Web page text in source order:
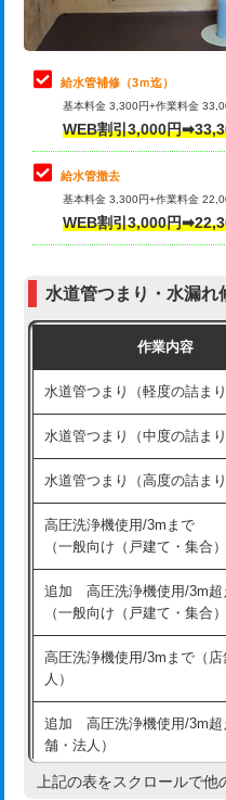
排水管工事（追加 排水管工
マス交換（土の掘削・埋め戻
マス交換（深さ50㎝未満）
マス交換（深さ50㎝以上）
コンクリート斫り（厚さ10
モルタル補修（厚さ10㎝超え
洗面台設置
化粧台設置
追加人工
廃棄・処分
※給水管工事は20mmまでの
止水・漏水調査・防水処理
理・調整・分解・加工など（
止水・漏水調査・防水処理
理・調整・分解・加工など
その他部品の脱着
交換・取付（タンク）
式）)
式・ワンホール）)
交換・取付(排水栓・排水ト
持込商品取付（混合水栓）
持込商品取付（浄水器・分岐
業）
排水管工事（追加 排水管工
え）
給水管補修（3ｍ迄）
基本料金 3,300円+作業料金
WEB割引3,000円
給水管撤去
基本料金 3,300円+作業料金
WEB割引3,000円
水道管つまり・水漏れ
作業内容
水道管つまり（軽度の詰まり
水道管つまり（中度の詰まり
水道管つまり（高度の詰まり
高圧洗浄機使用/3mまで
（一般向け（戸建て・集合）
追加 高圧洗浄機使用/3m超
（一般向け（戸建て・集合）
高圧洗浄機使用/3mまで（店
人）
追加 高圧洗浄機使用/3m超
舗・法人）
高度高圧洗浄換
上記の表をスクロールで他